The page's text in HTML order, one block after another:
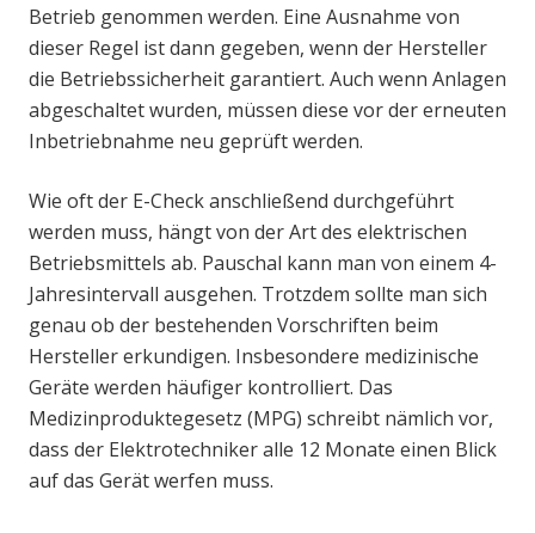
Betrieb genommen werden. Eine Ausnahme von
dieser Regel ist dann gegeben, wenn der Hersteller
die Betriebssicherheit garantiert. Auch wenn Anlagen
abgeschaltet wurden, müssen diese vor der erneuten
Inbetriebnahme neu geprüft werden.
Wie oft der E-Check anschließend durchgeführt
werden muss, hängt von der Art des elektrischen
Betriebsmittels ab. Pauschal kann man von einem 4-
Jahresintervall ausgehen. Trotzdem sollte man sich
genau ob der bestehenden Vorschriften beim
Hersteller erkundigen. Insbesondere medizinische
Geräte werden häufiger kontrolliert. Das
Medizinproduktegesetz (MPG) schreibt nämlich vor,
dass der Elektrotechniker alle 12 Monate einen Blick
auf das Gerät werfen muss.